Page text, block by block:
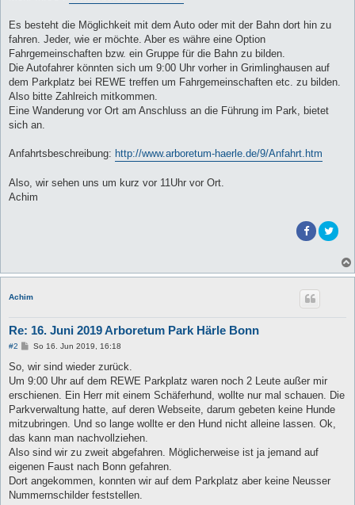
Es besteht die Möglichkeit mit dem Auto oder mit der Bahn dort hin zu
fahren. Jeder, wie er möchte. Aber es währe eine Option
Fahrgemeinschaften bzw. ein Gruppe für die Bahn zu bilden.
Die Autofahrer könnten sich um 9:00 Uhr vorher in Grimlinghausen auf
dem Parkplatz bei REWE treffen um Fahrgemeinschaften etc. zu bilden.
Also bitte Zahlreich mitkommen.
Eine Wanderung vor Ort am Anschluss an die Führung im Park, bietet
sich an.
Anfahrtsbeschreibung: http://www.arboretum-haerle.de/9/Anfahrt.htm
Also, wir sehen uns um kurz vor 11Uhr vor Ort.
Achim
Achim
Re: 16. Juni 2019 Arboretum Park Härle Bonn
#2
B
i
r
a
So 16. Jun 2019, 16:18
So, wir sind wieder zurück.
Um 9:00 Uhr auf dem REWE Parkplatz waren noch 2 Leute außer mir
erschienen. Ein Herr mit einem Schäferhund, wollte nur mal schauen. Die
Parkverwaltung hatte, auf deren Webseite, darum gebeten keine Hunde
mitzubringen. Und so lange wollte er den Hund nicht alleine lassen. Ok,
das kann man nachvollziehen.
Also sind wir zu zweit abgefahren. Möglicherweise ist ja jemand auf
eigenen Faust nach Bonn gefahren.
Dort angekommen, konnten wir auf dem Parkplatz aber keine Neusser
Nummernschilder feststellen.